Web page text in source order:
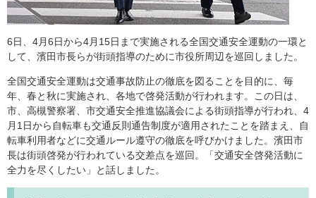
6日、4月6日から4月15日まで実施される全国交通安全運動の一環と
して、濱田市長らが街頭指導のために市役所周辺を巡回しました。
全国交通安全運動は交通事故防止の徹底を図ることを目的に、毎
年、春と秋に実施され、各地で啓発活動が行われます。この日は、
市、高槻警察署、市交通安全推進協議会による街頭指導が行われ、4
月1日から自転車も交通反則通告制度が適用されたことを踏まえ、自
転車利用者などに交通ルール遵守の徹底を呼びかけました。濱田市
長は街頭啓発が行われている交差点を巡回。「交通安全啓発活動に
全力を尽くしたい」と話しました。